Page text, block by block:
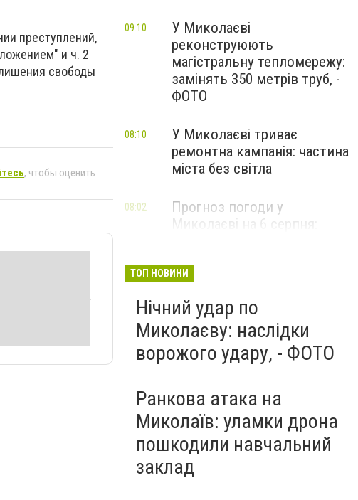
преступлений,
и ч. 2
свободы
, чтобы оценить
У Миколаєві
реконструюють
магістральну тепломережу:
замінять 350 метрів труб, -
ФОТО
09:10
У Миколаєві триває
ремонтна кампанія: частина
міста без світла
08:10
Прогноз погоди у
Миколаєві на 6 серпня:
08:02
ТОП НОВИНИ
Нічний удар по
Миколаєву: наслідки
ворожого удару, - ФОТО
Ранкова атака на
Миколаїв: уламки дрона
пошкодили навчальний
заклад